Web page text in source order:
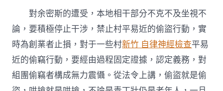
對余密斯的遭受，本地相干部分不克不及坐視不
論，要積極停止干涉，禁止村平易近的偷盜行動，實
時為創業者止損，對于一些村新竹 自律神經檢查平易
近的偷竊行動，要經由過程固定證據，認定義務，對
組團偷竊者構成無力震懾。從法令上講，偷盜就是偷